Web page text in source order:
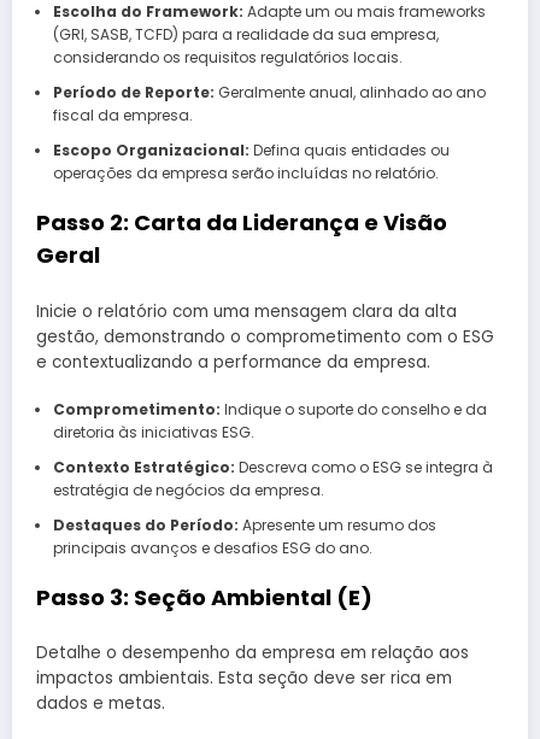
Escolha do Framework: Adapte um ou mais frameworks
(GRI, SASB, TCFD) para a realidade da sua empresa,
considerando os requisitos regulatórios locais.
Período de Reporte: Geralmente anual, alinhado ao ano
fiscal da empresa.
Escopo Organizacional: Defina quais entidades ou
operações da empresa serão incluídas no relatório.
Passo 2: Carta da Liderança e Visão
Geral
Inicie o relatório com uma mensagem clara da alta
gestão, demonstrando o comprometimento com o ESG
e contextualizando a performance da empresa.
Comprometimento: Indique o suporte do conselho e da
diretoria às iniciativas ESG.
Contexto Estratégico: Descreva como o ESG se integra à
estratégia de negócios da empresa.
Destaques do Período: Apresente um resumo dos
principais avanços e desafios ESG do ano.
Passo 3: Seção Ambiental (E)
Detalhe o desempenho da empresa em relação aos
impactos ambientais. Esta seção deve ser rica em
dados e metas.